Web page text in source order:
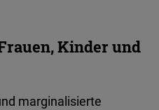
Kinder und
marginalisierte